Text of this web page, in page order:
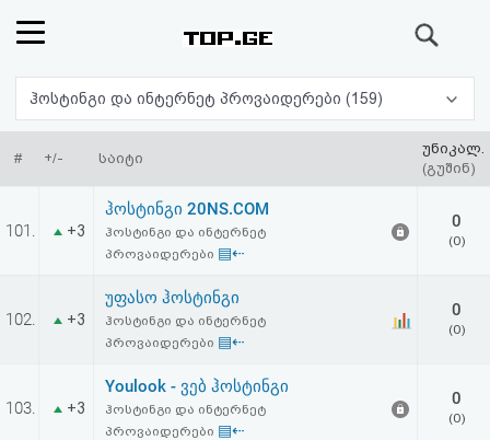
რეიტინგი
(მთავარი)
ფოსტა
ავტორიზაცია
რეგისტრაცია
ჰოსტინგი და ინტერნეტ პროვაიდერები (159)
# +/- საიტი
უნიკალ.
(გუშინ)
101. +3
ჰოსტინგი 20NS.COM
ჰოსტინგი და ინტერნეტ
პროვაიდერები ▤⇠
0
(0)
102. +3
უფასო ჰოსტინგი
ჰოსტინგი და ინტერნეტ
პროვაიდერები ▤⇠
0
(0)
103. +3
Youlook - ვებ ჰოსტინგი
ჰოსტინგი და ინტერნეტ
პროვაიდერები ▤⇠
0
(0)